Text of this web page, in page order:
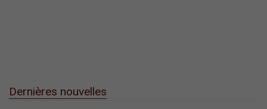
Dernières nouvelles